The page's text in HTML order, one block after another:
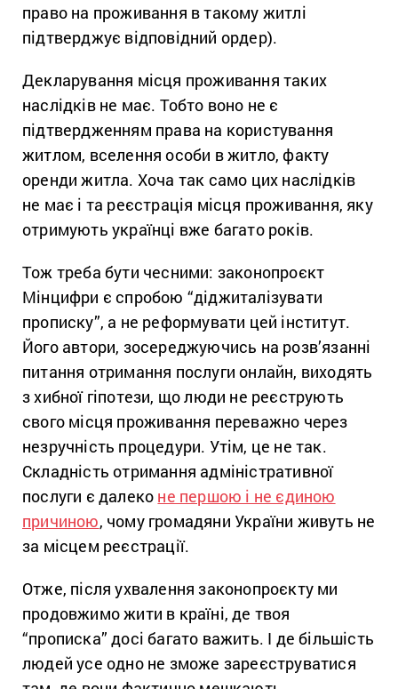
право на проживання в такому житлі
підтверджує відповідний ордер).
Декларування місця проживання таких
наслідків не має. Тобто воно не є
підтвердженням права на користування
житлом, вселення особи в житло, факту
оренди житла. Хоча так само цих наслідків
не має і та реєстрація місця проживання, яку
отримують українці вже багато років.
Тож треба бути чесними: законопроєкт
Мінцифри є спробою “діджиталізувати
прописку”, а не реформувати цей інститут.
Його автори, зосереджуючись на розв’язанні
питання отримання послуги онлайн, виходять
з хибної гіпотези, що люди не реєструють
свого місця проживання переважно через
незручність процедури. Утім, це не так.
Складність отримання адміністративної
послуги є далеко не першою і не єдиною
причиною, чому громадяни України живуть не
за місцем реєстрації.
Отже, після ухвалення законопроєкту ми
продовжимо жити в країні, де твоя
“прописка” досі багато важить. І де більшість
людей усе одно не зможе зареєструватися